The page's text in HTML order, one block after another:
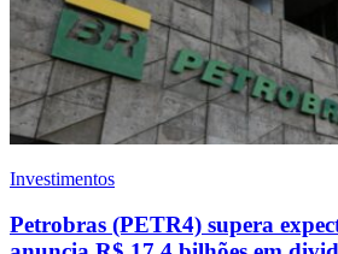
Investimentos
Petrobras (PETR4) supera